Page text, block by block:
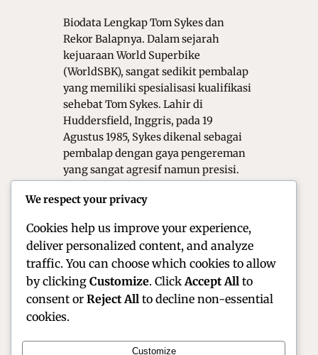
Biodata Lengkap Tom Sykes dan
Rekor Balapnya. Dalam sejarah
kejuaraan World Superbike
(WorldSBK), sangat sedikit pembalap
yang memiliki spesialisasi kualifikasi
sehebat Tom Sykes. Lahir di
Huddersfield, Inggris, pada 19
Agustus 1985, Sykes dikenal sebagai
pembalap dengan gaya pengereman
yang sangat agresif namun presisi.
menjadi ujung tombak pabrikan
We respect your privacy
Cookies help us improve your experience,
deliver personalized content, and analyze
traffic. You can choose which cookies to allow
by clicking Customize. Click Accept All to
consent or Reject All to decline non-essential
cookies.
Customize